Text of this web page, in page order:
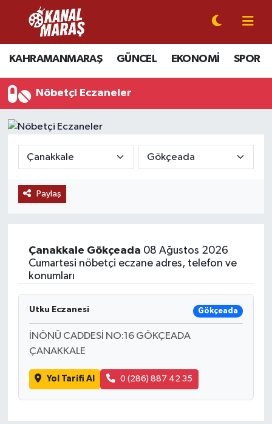
KAHRAMANMARAŞ GÜNCEL EKONOMİ SPOR
Nöbetçi Eczaneler
Paylaş
Çanakkale Gökçeada 08 Ağustos 2026
Cumartesi nöbetçi eczane adres, telefon ve
konumları
Utku Eczanesi Gökçeada
İNÖNÜ CADDESİ NO:16 GÖKÇEADA
ÇANAKKALE
Yol Tarifi Al 0 (286) 887 42 35
CANLI YAYIN
KAHRAMANMARAŞ
GÜNCEL
SİYASET
EKONOMİ
MAGAZİN
SAĞLIK
EĞİTİM
BÖLGE
KEŞFET
Kahramanmaraş Nöbetçi Eczaneler
Kahramanmaraş Hava Durumu
Kahramanmaraş Namaz Vakitleri
Süper Lig Puan Durumu ve Fikstür
Tüm Manşetler
Haber Arşivi